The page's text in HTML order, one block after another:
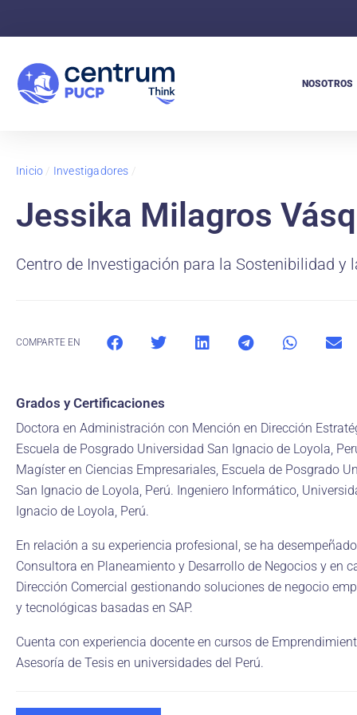
NOSOTROS
Inicio / Investigadores /
Jessika Milagros
Centro de Investigación para la Sostenibilidad y
COMPARTE EN
Grados y Certificaciones
Doctora en Administración con Mención en Dirección
Escuela de Posgrado Universidad San Ignacio de Loyola,
Magíster en Ciencias Empresariales, Escuela de Posgrado
San Ignacio de Loyola, Perú. Ingeniero Informático,
Ignacio de Loyola, Perú.
En relación a su experiencia profesional, se ha
Consultora en Planeamiento y Desarrollo de Negocios y en
Dirección Comercial gestionando soluciones de negocio
y tecnológicas basadas en SAP.
Cuenta con experiencia docente en cursos de
Asesoría de Tesis en universidades del Perú.